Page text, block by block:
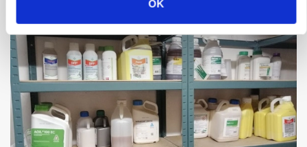
OK
Opturen taber pusten på global mejeriauktion